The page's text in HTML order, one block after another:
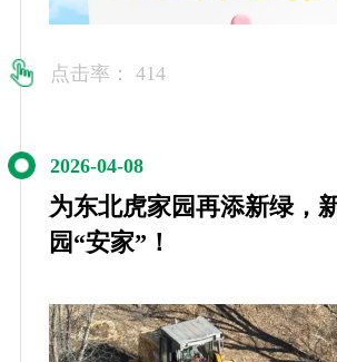
点击率： 414
2026-04-08
为东北虎家园再添新绿，
园“安家”！